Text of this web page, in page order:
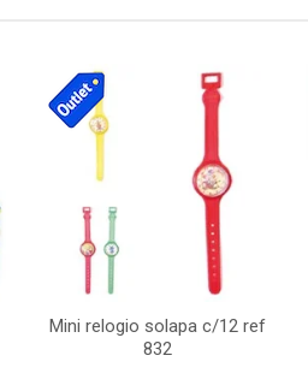
Mini relogio solapa c/12 ref
832